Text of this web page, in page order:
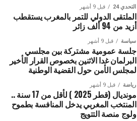
التحدي 24 قبل 9 أشهر
الملتقى الدولي للتمر بالمغرب يستقطب
أزيد من 94 ألف زائر
سياسة قبل 9 أشهر
جلسة عمومية مشتركة بين مجلسي
البرلمان غدا الاثنين بخصوص القرار الأخير
لمجلس الأمن حول القضية الوطنية
رياضة قبل 9 أشهر
مونديال (قطر 2025 ) لأقل من 17 سنة ..
المنتخب المغربي يدخل المنافسة بطموح
ولوج منصة التتويج